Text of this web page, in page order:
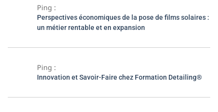
Ping :
Perspectives économiques de la pose de films solaires :
un métier rentable et en expansion
Ping :
Innovation et Savoir-Faire chez Formation Detailing®